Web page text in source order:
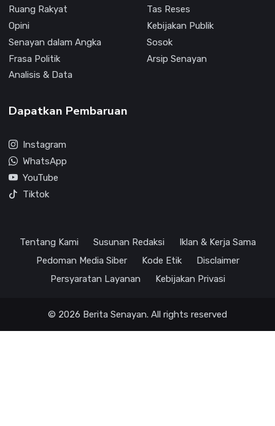
Ruang Rakyat
Tas Reses
Opini
Kebijakan Publik
Senayan dalam Angka
Sosok
Frasa Politik
Arsip Senayan
Analisis & Data
Dapatkan Pembaruan
Instagram
WhatsApp
YouTube
Tiktok
Tentang Kami Susunan Redaksi
Iklan & Kerja Sama
Pedoman Media Siber
Kode Etik
Disclaimer
Persyaratan Layanan
Kebijakan Privasi
© 2026 Berita Senayan. All rights reserved